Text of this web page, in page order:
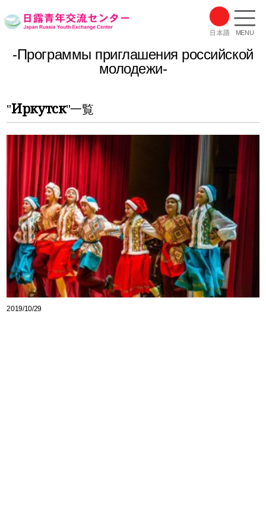
MENU
-Программы приглашения российской
молодежи-
"Иркутск"一覧
2019/10/29